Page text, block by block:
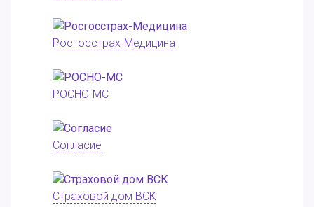
Росгосстрах-Медицина
РОСНО-МС
Согласие
Страховой дом ВСК